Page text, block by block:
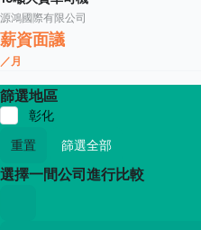
源鴻國際有限公司
薪資面議
／月
篩選地區
彰化
重置
篩選全部
選擇一間公司進行比較